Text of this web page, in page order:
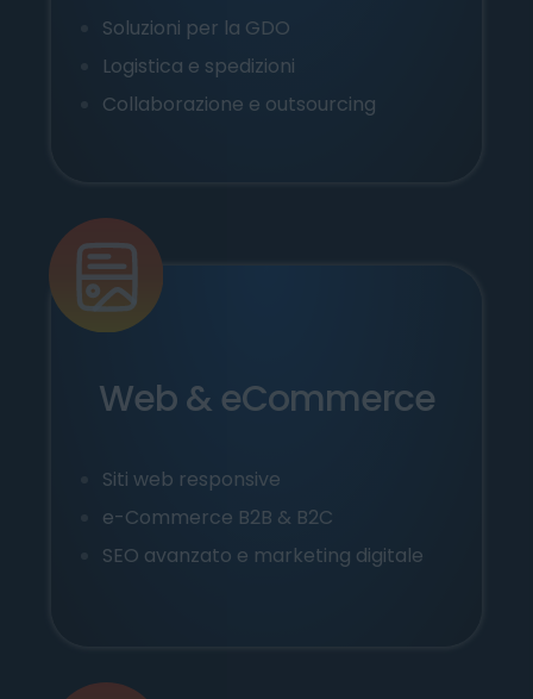
Soluzioni per la GDO
Logistica e spedizioni
Collaborazione e outsourcing
Web & eCommerce
Siti web responsive
e-Commerce B2B & B2C
SEO avanzato e marketing digitale